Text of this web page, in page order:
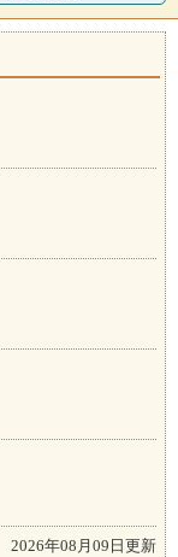
2026年08月09日更新